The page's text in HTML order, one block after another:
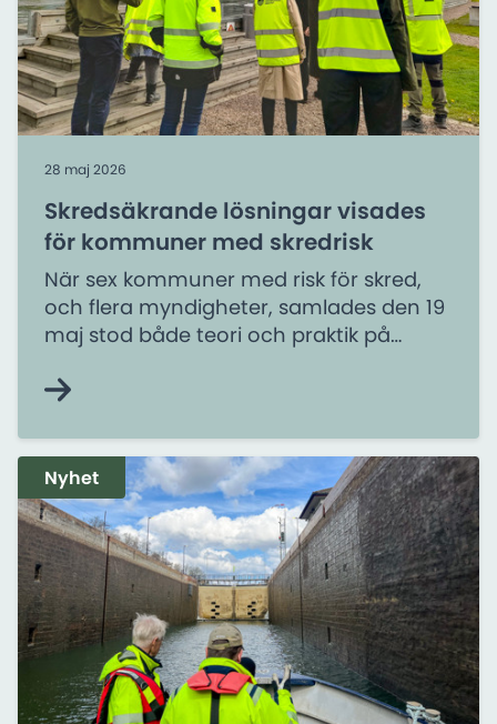
28 maj 2026
Skredsäkrande lösningar visades
för kommuner med skredrisk
När sex kommuner med risk för skred,
och flera myndigheter, samlades den 19
maj stod både teori och praktik på
skredsäkrande åtgärder som just nu
Nyhet